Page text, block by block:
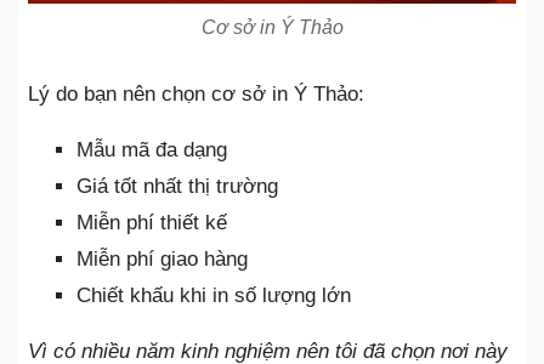
Cơ sở in Ý Thảo
Lý do bạn nên chọn cơ sở in Ý Thảo:
Mẫu mã đa dạng
Giá tốt nhất thị trường
Miễn phí thiết kế
Miễn phí giao hàng
Chiết khấu khi in số lượng lớn
Vì có nhiều năm kinh nghiệm nên tôi đã chọn nơi này